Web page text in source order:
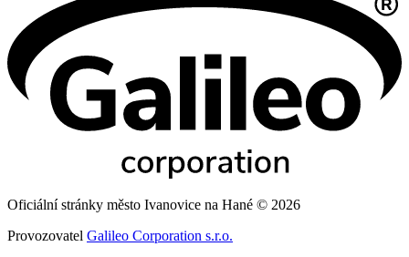
Oficiální stránky město Ivanovice na Hané © 2026
Provozovatel Galileo Corporation s.r.o.